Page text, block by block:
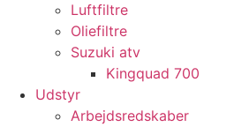
Luftfiltre
Oliefiltre
Suzuki atv
Kingquad 700
Udstyr
Arbejdsredskaber